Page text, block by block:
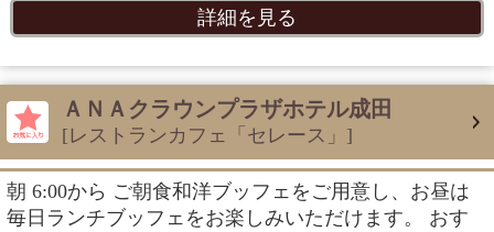
詳細を見る
ＡＮＡクラウンプラザホテル成田
[レストランカフェ「セレース」]
朝 6:00から ご朝食和洋ブッフェをご用意し、お昼は
毎日ランチブッフェをお楽しみいただけます。 おす